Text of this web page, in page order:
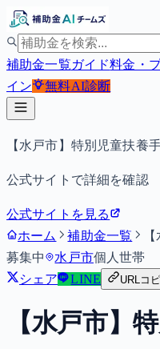
補助金一覧ガイド料金・
イン
無料AI診断
【水戸市】特別児童扶養
公式サイトで詳細を確認
公式サイトを見る
ホーム
補助金一覧
募集中
水戸市個人世帯
シェア
LINE URLコ
【水戸市】